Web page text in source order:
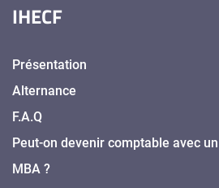
IHECF
Présentation
Alternance
F.A.Q
Peut-on devenir comptable avec un
MBA ?